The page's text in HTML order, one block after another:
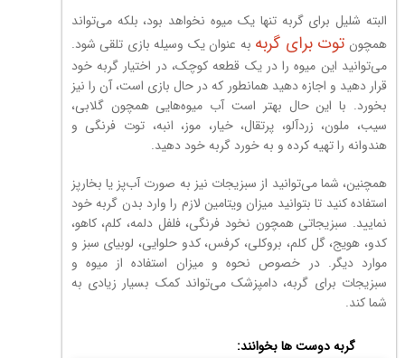
البته شلیل برای گربه تنها یک میوه نخواهد بود، بلکه می‌تواند
همچون توت برای گربه به عنوان یک وسیله بازی تلقی شود.
می‌توانید این میوه را در یک قطعه کوچک، در اختیار گربه خود
قرار دهید و اجازه دهید همانطور که در حال بازی است، آن را نیز
بخورد. با این حال بهتر است آب میوه‌هایی همچون گلابی،
سیب، ملون، زردآلو، پرتقال، خیار، موز، انبه، توت فرنگی و
هندوانه را تهیه کرده و به خورد گربه خود دهید.
همچنین، شما می‌توانید از سبزیجات نیز به صورت آب‌پز یا بخارپز
استفاده کنید تا بتوانید میزان ویتامین لازم را وارد بدن گربه خود
نمایید. سبزیجاتی همچون نخود فرنگی، فلفل دلمه، کلم، کاهو،
کدو، هویج، گل کلم، بروکلی، کرفس، کدو حلوایی، لوبیای سبز و
موارد دیگر. در خصوص نحوه و میزان استفاده از میوه و
سبزیجات برای گربه، دامپزشک می‌تواند کمک بسیار زیادی به
شما کند.
گربه دوست ها بخوانند: